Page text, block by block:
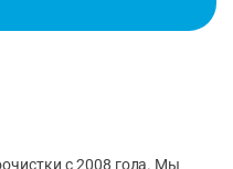
с 2008 года. Мы